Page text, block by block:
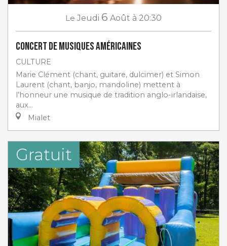
Le Jeudi 6 Août à 20:30
Concert de musiques américaines
CULTURE
Marie Clément (chant, guitare, dulcimer) et Simon
Laurent (chant, banjo, mandoline) mettent à
l’honneur une musique de tradition anglo-irlandaise,
aux...
Mialet
Gratuit